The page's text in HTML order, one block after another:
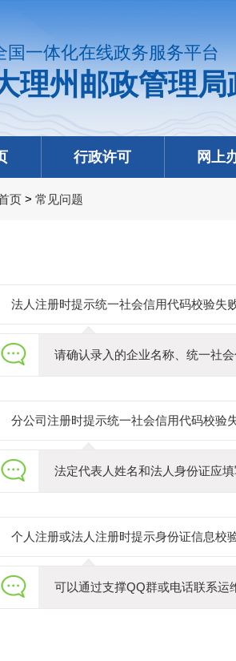
国一体化在线政务服务平台
理州邮政管理
行政许可 网上
页 > 常见问题
法人注册时提示统一社会信用代码校验失
请确认录入的企业名称、统一社
分公司注册时提示统一社会信用代码校验
法定代表人姓名和法人身份证应
个人注册或法人注册时提示身份证信息校
可以通过支撑QQ群或电话联系运